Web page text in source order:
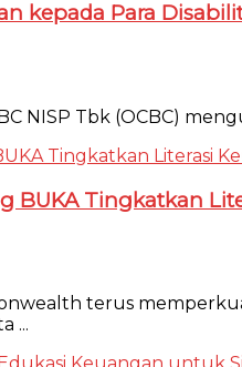
kepada Para
NISP Tbk (OCBC)
BUKA Tingkatkan
terus
...